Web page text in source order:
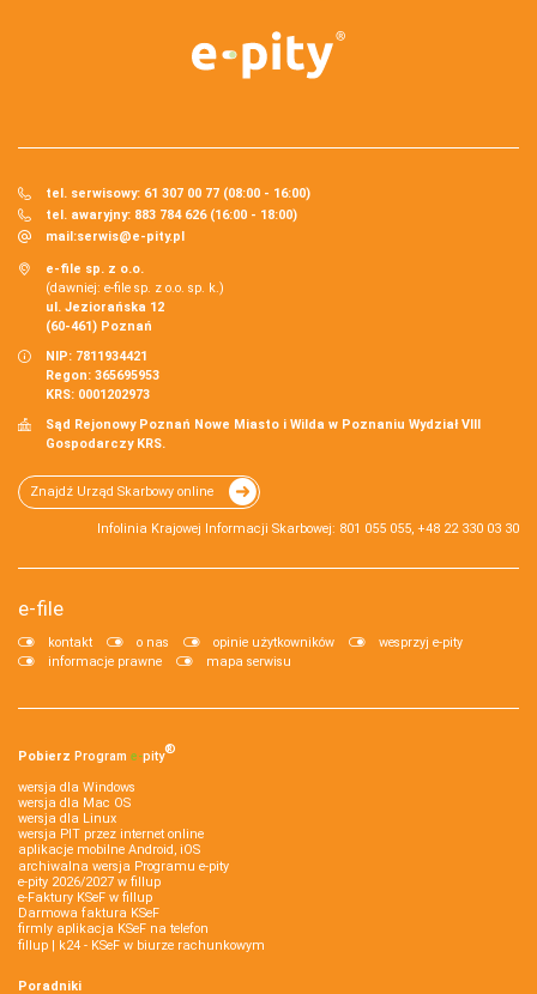
tel. serwisowy: 61 307 00 77 (08:00 - 16:00)
tel. awaryjny: 883 784 626 (16:00 - 18:00)
mail:serwis@e-pity.pl
e-file sp. z o.o.
(dawniej: e-file sp. z o.o. sp. k.)
ul. Jeziorańska 12
(60-461) Poznań
NIP: 7811934421
Regon: 365695953
KRS: 0001202973
Sąd Rejonowy Poznań Nowe Miasto i Wilda w Poznaniu Wydział VIII
Gospodarczy KRS.
Znajdź Urząd Skarbowy online
Infolinia Krajowej Informacji Skarbowej: 801 055 055, +48 22 330 03 30
e-file
kontakt o nas opinie użytkowników
wesprzyj e-pity
informacje prawne
mapa serwisu
Pobierz Program e‑pity®
wersja dla Windows
wersja dla Mac OS
wersja dla Linux
wersja PIT przez internet online
aplikacje mobilne Android, iOS
archiwalna wersja Programu e-pity
e-pity 2026/2027 w fillup
e‑Faktury KSeF w fillup
Darmowa faktura KSeF
firmly aplikacja KSeF na telefon
fillup | k24 - KSeF w biurze rachunkowym
Poradniki